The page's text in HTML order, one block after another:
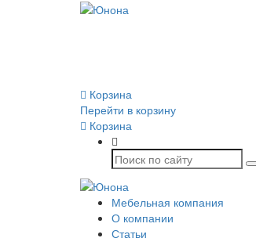
Корзина
Перейти в корзину
Корзина
Мебельная компания
О компании
Статьи